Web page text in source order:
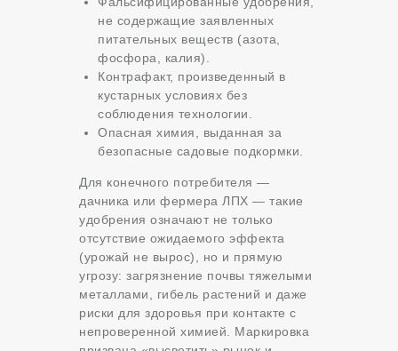
не содержащие заявленных
питательных веществ (азота,
фосфора, калия).
Контрафакт, произведенный в
кустарных условиях без
соблюдения технологии.
Опасная химия, выданная за
безопасные садовые подкормки.
Для конечного потребителя —
дачника или фермера ЛПХ — такие
удобрения означают не только
отсутствие ожидаемого эффекта
(урожай не вырос), но и прямую
угрозу: загрязнение почвы тяжелыми
металлами, гибель растений и даже
риски для здоровья при контакте с
непроверенной химией. Маркировка